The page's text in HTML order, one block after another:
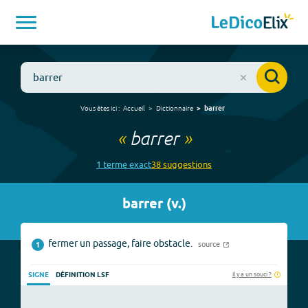
Vous êtes ici : Accueil Dictionnaire barrer
« barrer»
1 termeexact38suggestions
barrer(v.)
1 fermer un passage, faire obstacle. source
SIGNE DÉFINITION LSF Il y a un souci ?